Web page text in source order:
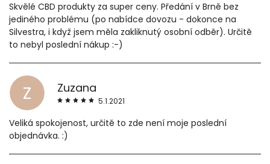
Skvělé CBD produkty za super ceny. Předání v Brně bez
jediného problému (po nabídce dovozu - dokonce na
Silvestra, i když jsem měla zakliknutý osobní odběr). Určitě
to nebyl poslední nákup :-)
Z Zuzana
5.1.2021
Veliká spokojenost, určitě to zde není moje poslední
objednávka. :)